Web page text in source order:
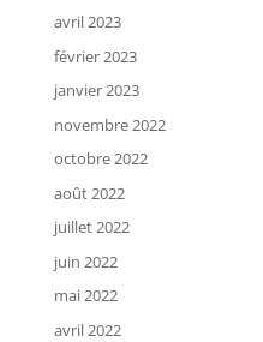
avril 2023
février 2023
janvier 2023
novembre 2022
octobre 2022
août 2022
juillet 2022
juin 2022
mai 2022
avril 2022